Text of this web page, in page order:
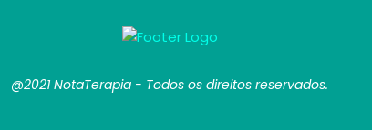
@2021 NotaTerapia - Todos os direitos reservados.